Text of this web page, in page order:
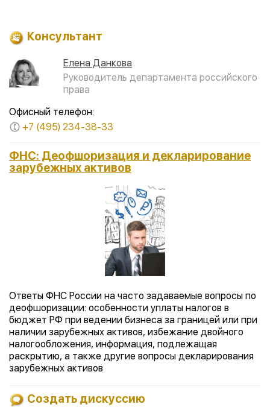
Консультант
Елена Данкова
Руководитель департамента российского
права
Офисный телефон:
+7 (495) 234-38-33
ФНС: Деофшоризация и декларирование
зарубежных активов
Ответы ФНС России на часто задаваемые вопросы по
деофшоризации: особенности уплаты налогов в
бюджет РФ при ведении бизнеса за границей или при
наличии зарубежных активов, избежание двойного
налогообложения, информация, подлежащая
раскрытию, а также другие вопросы декларирования
зарубежных активов
Создать дискуссию